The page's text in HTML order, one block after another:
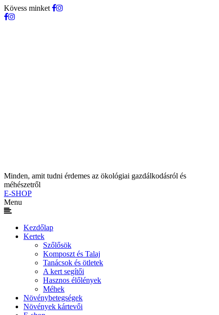
Kövess minket
Minden, amit tudni érdemes az ökológiai gazdálkodásról és
méhészetről
E-SHOP
Menu
Kezdőlap
Kertek
Szőlősök
Komposzt és Talaj
Tanácsok és ötletek
A kert segítői
Hasznos élőlények
Méhek
Növénybetegségek
Növények kártevői